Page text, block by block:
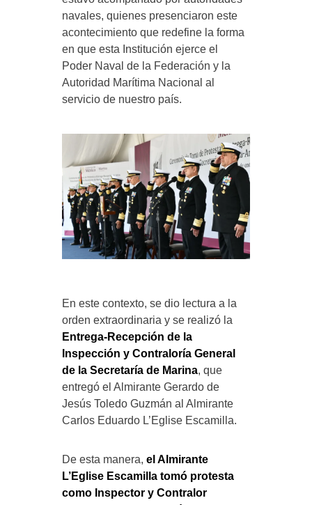
navales, quienes presenciaron este
acontecimiento que redefine la forma
en que esta Institución ejerce el
Poder Naval de la Federación y la
Autoridad Marítima Nacional al
servicio de nuestro país.
En este contexto, se dio lectura a la
orden extraordinaria y se realizó la
Entrega-Recepción de la
Inspección y Contraloría General
de la Secretaría de Marina, que
entregó el Almirante Gerardo de
Jesús Toledo Guzmán al Almirante
Carlos Eduardo L’Eglise Escamilla.
De esta manera, el Almirante
L’Eglise Escamilla tomó protesta
como Inspector y Contralor